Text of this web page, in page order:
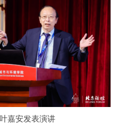
叶嘉安发表演讲